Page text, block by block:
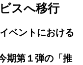
スへ移行
ベントにおける
期第１弾の「推